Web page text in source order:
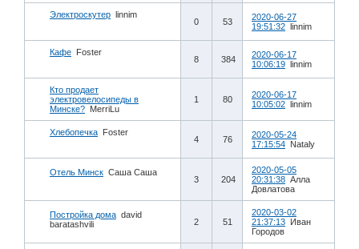
Электроскутер linnim
0 53
2020-06-27
19:51:32 linnim
Кафе Foster
8 384
2020-06-17
10:06:19 linnim
Кто продает
электровелосипеды в
Минске? MerriLu
1 80
2020-06-17
10:05:02 linnim
Хлебопечка Foster
4 76
2020-05-24
17:15:54 Nataly
Отель Минск Саша Саша
3 204
2020-05-05
20:31:38 Алла
Довлатова
Постройка дома david
baratashvili
2 51
2020-03-02
21:37:13 Иван
Городов